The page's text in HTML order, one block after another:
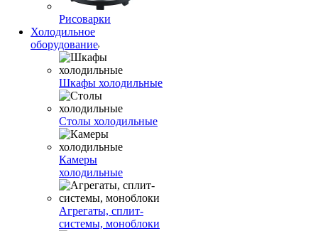
Рисоварки
Холодильное
оборудование
Шкафы холодильные
Столы холодильные
Камеры
холодильные
Агрегаты, сплит-
системы, моноблоки